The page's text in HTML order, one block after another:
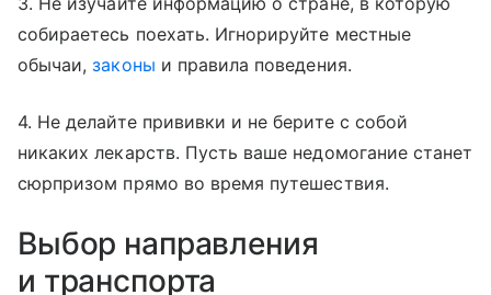
собираетесь поехать. Игнорируйте местные
обычаи,законы и правила поведения.
4. Не делайте прививки и не берите с собой
никаких лекарств. Пусть ваше недомогание станет
сюрпризом прямо во время путешествия.
Выбор направления
и транспорта